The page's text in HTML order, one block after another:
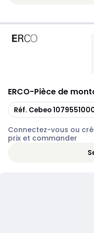
ERCO-Pièce de
Copier
Réf. Cebeo
Connectez-vous ou
prix et commander